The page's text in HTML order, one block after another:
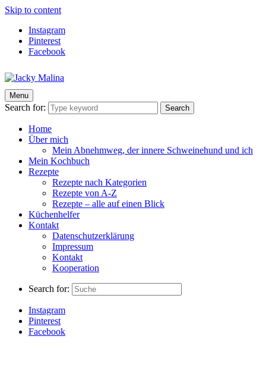
Skip to content
Instagram
Pinterest
Facebook
Jacky Malina
Der Food Blog mit einfachen und schnellen Rezepten
Menu
Search for: Search
Home
Über mich
Mein Abnehmweg, der innere Schweinehund und ich
Mein Kochbuch
Rezepte
Rezepte nach Kategorien
Rezepte von A-Z
Rezepte – alle auf einen Blick
Küchenhelfer
Kontakt
Datenschutzerklärung
Impressum
Kontakt
Kooperation
Search for:
Instagram
Pinterest
Facebook